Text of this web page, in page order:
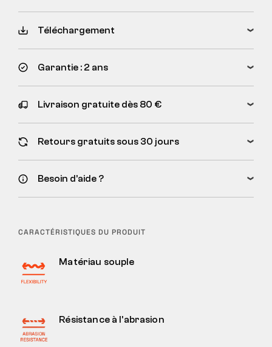
Téléchargement
Garantie : 2 ans
Livraison gratuite dès 80 €
Retours gratuits sous 30 jours
Besoin d’aide ?
CARACTÉRISTIQUES DU PRODUIT
Matériau souple
Résistance à l'abrasion